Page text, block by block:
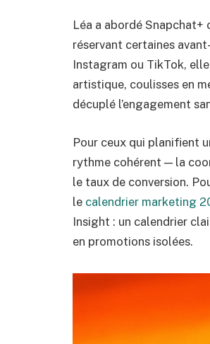
Léa a abordé
réservant certaines
Instagram ou TikTok,
artistique, coulisses en
décuplé l’engagement
Pour ceux qui planifient
rythme cohérent — la
le taux de conversion.
le calendrier marketing
Insight : un calendrier
en promotions isolées.